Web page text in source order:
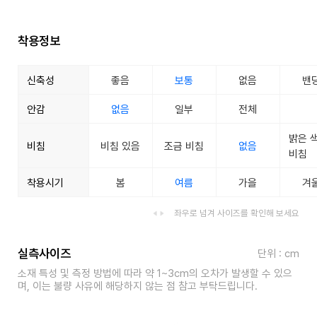
착용정보
신축성 좋음 보통 없음 밴
안감 없음 일부 전체
비침 비침 있음 조금 비침 없음
밝은
비침
착용시기 봄 여름 가을 겨
좌우로 넘겨 사이즈를 확인해 보세요
실측사이즈
단위 : cm
소재 특성 및 측정 방법에 따라 약 1~3cm의 오차가 발생할 수 있으
며, 이는 불량 사유에 해당하지 않는 점 참고 부탁드립니다.